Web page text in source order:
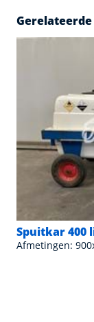
Spuitkar 400
Afmetingen: